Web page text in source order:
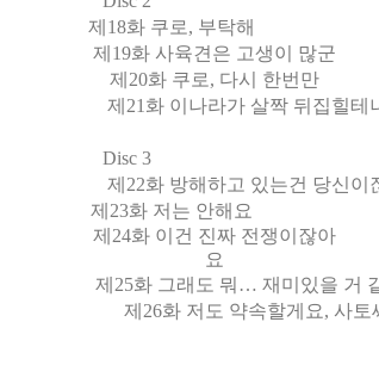
제18화 쿠로, 부탁해
제19화 사육견은 고생이 많군
제20화 쿠로, 다시 한번만
제21화 이나라가 살짝 뒤집힐테
Disc 3
제22화 방해하고 있는건 당신이
제23화 저는 안해요
제24화 이건 진짜 전쟁이잖아
요
제25화 그래도 뭐… 재미있을 거
제26화 저도 약속할게요, 사토